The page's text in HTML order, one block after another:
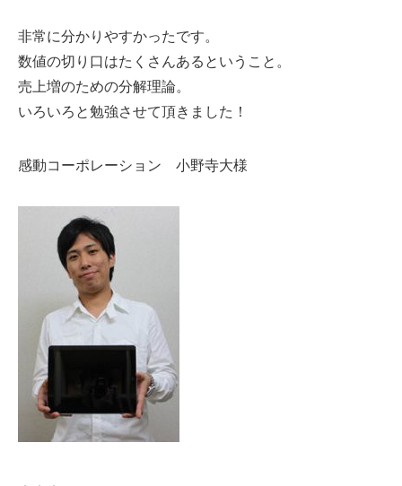
非常に分かりやすかったです。
数値の切り口はたくさんあるということ。
売上増のための分解理論。
いろいろと勉強させて頂きました！
感動コーポレーション 小野寺大様